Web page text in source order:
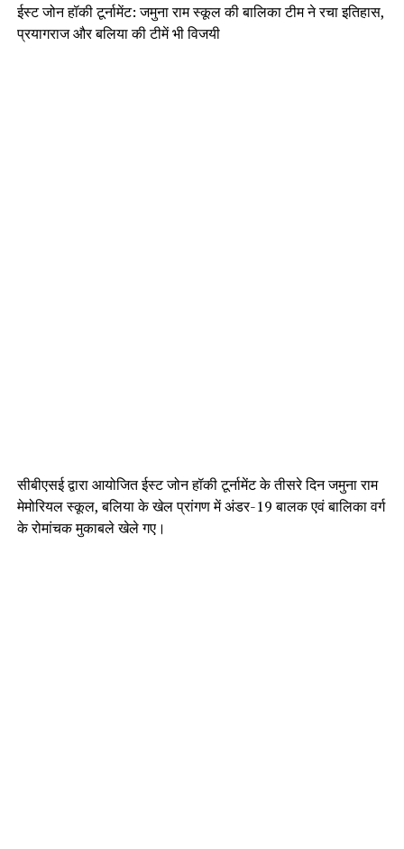
ईस्ट जोन हॉकी टूर्नामेंट: जमुना राम स्कूल की बालिका टीम ने रचा इतिहास,
प्रयागराज और बलिया की टीमें भी विजयी
सीबीएसई द्वारा आयोजित ईस्ट जोन हॉकी टूर्नामेंट के तीसरे दिन जमुना राम
मेमोरियल स्कूल, बलिया के खेल प्रांगण में अंडर-19 बालक एवं बालिका वर्ग
के रोमांचक मुकाबले खेले गए।